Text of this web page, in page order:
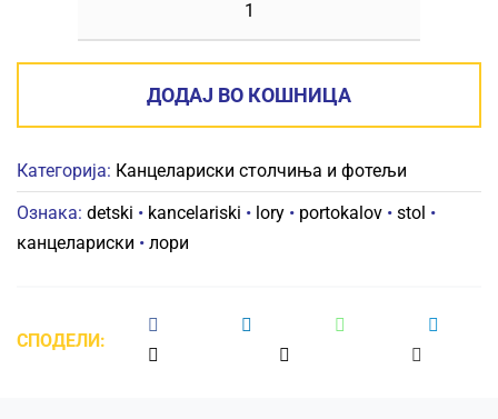
LORY
ДОДАЈ ВО КОШНИЦА
Категорија: Канцелариски столчиња и фотељи
Ознака: detski • kancelariski • lory• portokalov• stol •
канцелариски • лори
СПОДЕЛИ: